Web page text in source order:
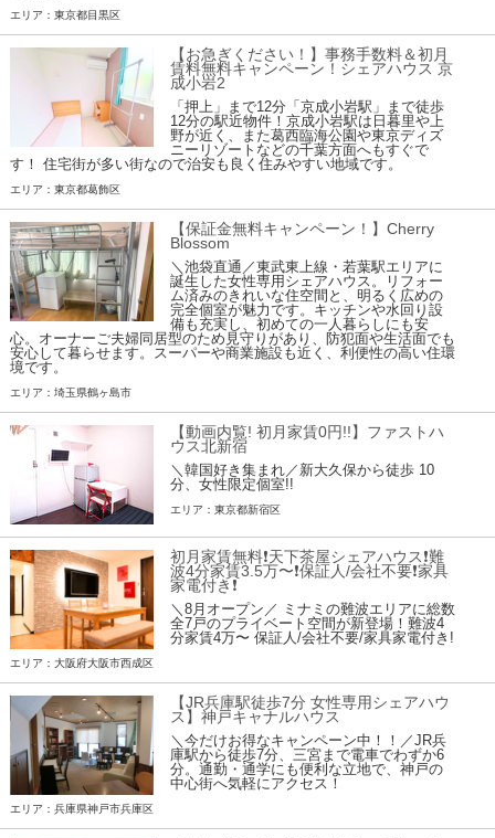
エリア：東京都目黒区
【お急ぎください！】事務手数料＆初月
賃料無料キャンペーン！シェアハウス 京
成小岩2
「押上」まで12分「京成小岩駅」まで徒歩
12分の駅近物件！京成小岩駅は日暮里や上
野が近く、また葛西臨海公園や東京ディズ
ニーリゾートなどの千葉方面へもすぐで
す！ 住宅街が多い街なので治安も良く住みやすい地域です。
エリア：東京都葛飾区
【保証金無料キャンペーン！】Cherry
Blossom
＼池袋直通／東武東上線・若葉駅エリアに
誕生した女性専用シェアハウス。リフォー
ム済みのきれいな住空間と、明るく広めの
完全個室が魅力です。キッチンや水回り設
備も充実し、初めての一人暮らしにも安
心。オーナーご夫婦同居型のため見守りがあり、防犯面や生活面でも
安心して暮らせます。スーパーや商業施設も近く、利便性の高い住環
境です。
エリア：埼玉県鶴ヶ島市
【動画内覧! 初月家賃0円!!】ファストハ
ウス北新宿
＼韓国好き集まれ／新大久保から徒歩 10
分、女性限定個室!!
エリア：東京都新宿区
初月家賃無料❗️天下茶屋シェアハウス❗️難
波4分家賃3.5万〜❗️保証人/会社不要❗️家具
家電付き❗
＼8月オープン／ ミナミの難波エリアに総数
全7戸のプライベート空間が新登場！難波4
分家賃4万〜 保証人/会社不要/家具家電付き!
エリア：大阪府大阪市西成区
【JR兵庫駅徒歩7分 女性専用シェアハウ
ス】神戸キャナルハウス
＼今だけお得なキャンペーン中！！／JR兵
庫駅から徒歩7分、三宮まで電車でわずか6
分。通勤・通学にも便利な立地で、神戸の
中心街へ気軽にアクセス！
エリア：兵庫県神戸市兵庫区